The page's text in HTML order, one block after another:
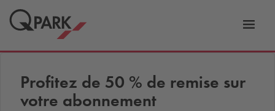
Profitez de 50 % de remise sur
votre abonnement